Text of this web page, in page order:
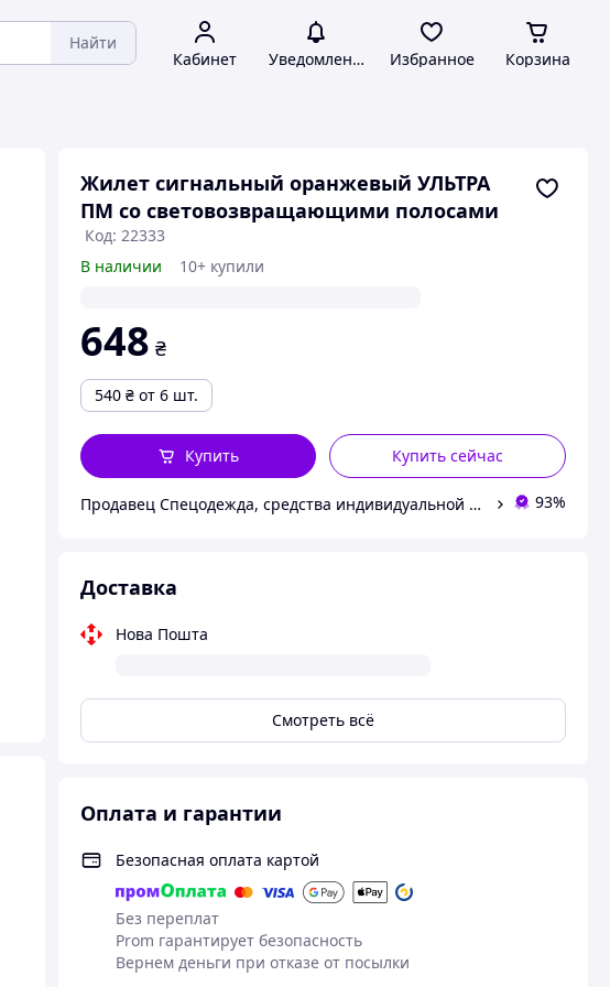
Найти
Кабинет Уведомления Избранное Корзина
Жилет сигнальный оранжевый УЛЬТРА
ПМ со световозвращающими полосами
Код: 22333
В наличии
10+ купили
648 ₴
540 ₴ от 6 шт.
Купить сейчас
Купить
Продавец Спецодежда, средства индивидуальной защиты от производителя ООО КОМПАНИЯ ТЕКС-3000 93%
Доставка
Нова Пошта
Смотреть всё
Оплата и гарантии
Безопасная оплата картой
Без переплат
Prom гарантирует безопасность
Вернем деньги при отказе от посылки